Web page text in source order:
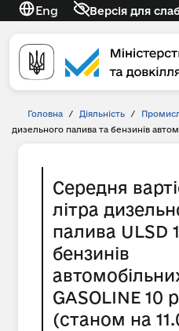
Eng Версія для
Головна / Діяльність /
дизельного палива та бензинів
Середня
літра
палива ULSD
бензинів
GASOLINE 10
(станом на